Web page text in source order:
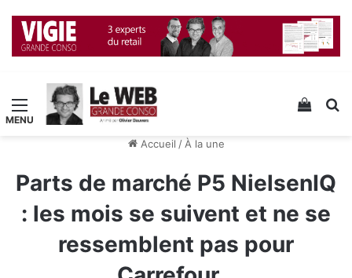
Menu Voir
Accueil / À la une
Parts de marché P5 NielsenIQ
: les mois se suivent et ne se
ressemblent pas pour